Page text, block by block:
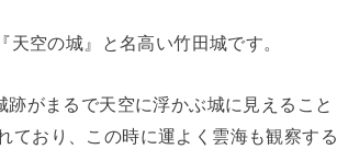
空の城』と名高い竹田城です。
跡がまるで天空に浮かぶ城に見えること
ており、この時に運よく雲海も観察する